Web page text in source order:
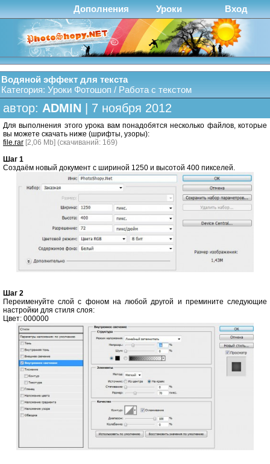
Дополнения Уроки Вход
Водяной эффект для текста
Категория: Уроки Фотошоп / Работа с текстом
автор: ADMIN | 7 ноября 2012
Для выполнения этого урока вам понадобятся несколько файлов, которые
вы можете скачать ниже (шрифты, узоры):
file.rar [2,06 Mb] (cкачиваний: 169)
Шаг 1
Создаём новый документ с шириной 1250 и высотой 400 пикселей.
Шаг 2
Переименуйте слой с фоном на любой другой и премините следующие
настройки для стиля слоя:
Цвет: 000000